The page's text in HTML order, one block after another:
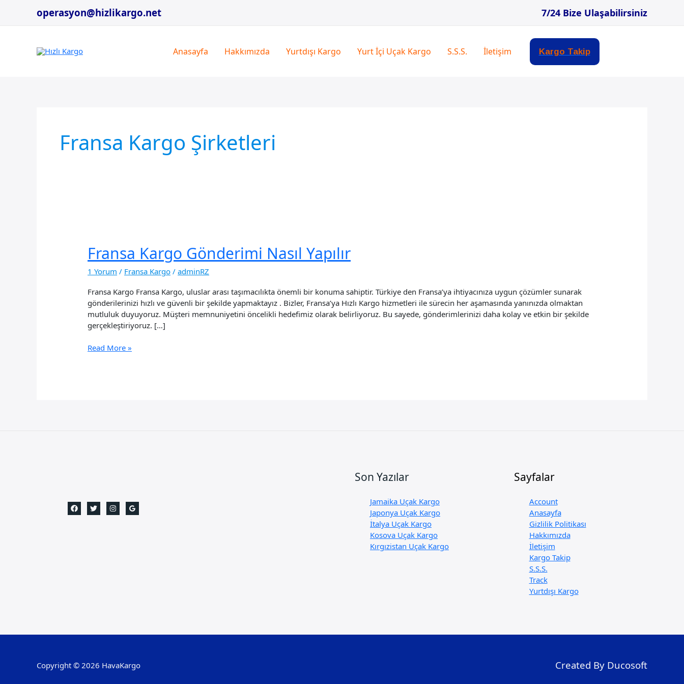
operasyon@hizlikargo.net 7/24 Bize Ulaşabilirsiniz
Anasayfa Hakkımızda Yurtdışı Kargo Yurt İçi Uçak Kargo S.S.S. İletişim Kargo Takip
Fransa Kargo Şirketleri
Fransa Kargo Gönderimi Nasıl Yapılır
1 Yorum / Fransa Kargo /adminRZ
Fransa Kargo Fransa Kargo, uluslar arası taşımacılıkta önemli bir konuma sahiptir. Türkiye den Fransa’ya ihtiyacınıza uygun çözümler sunarak
gönderilerinizi hızlı ve güvenli bir şekilde yapmaktayız . Bizler, Fransa’ya Hızlı Kargo hizmetleri ile sürecin her aşamasında yanınızda olmaktan
mutluluk duyuyoruz. Müşteri memnuniyetini öncelikli hedefimiz olarak belirliyoruz. Bu sayede, gönderimlerinizi daha kolay ve etkin bir şekilde
gerçekleştiriyoruz. […]
Fransa
Read More »
Son Yazılar
Jamaika Uçak Kargo
Japonya Uçak Kargo
İtalya Uçak Kargo
Kosova Uçak Kargo
Kırgızistan Uçak Kargo
Sayfalar
Account
Anasayfa
Gizlilik Politikası
Hakkımızda
İletişim
Kargo Takip
S.S.S.
Track
Yurtdışı Kargo
Copyright © 2026 HavaKargo Created By Ducosoft